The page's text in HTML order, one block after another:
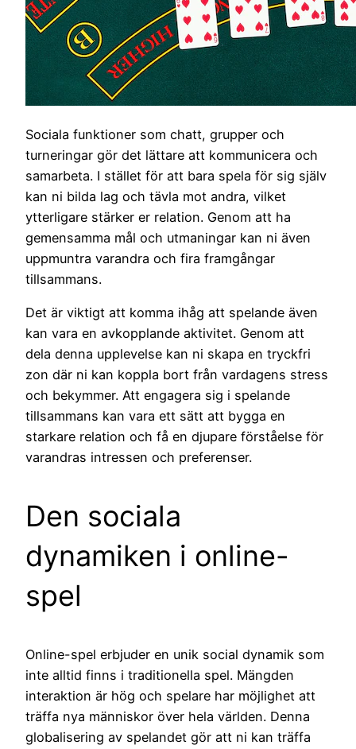
Sociala funktioner som chatt, grupper och
turneringar gör det lättare att kommunicera och
samarbeta. I stället för att bara spela för sig själv
kan ni bilda lag och tävla mot andra, vilket
ytterligare stärker er relation. Genom att ha
gemensamma mål och utmaningar kan ni även
uppmuntra varandra och fira framgångar
tillsammans.
Det är viktigt att komma ihåg att spelande även
kan vara en avkopplande aktivitet. Genom att
dela denna upplevelse kan ni skapa en tryckfri
zon där ni kan koppla bort från vardagens stress
och bekymmer. Att engagera sig i spelande
tillsammans kan vara ett sätt att bygga en
starkare relation och få en djupare förståelse för
varandras intressen och preferenser.
Den sociala
dynamiken i online-
spel
Online-spel erbjuder en unik social dynamik som
inte alltid finns i traditionella spel. Mängden
interaktion är hög och spelare har möjlighet att
träffa nya människor över hela världen. Denna
globalisering av spelandet gör att ni kan träffa